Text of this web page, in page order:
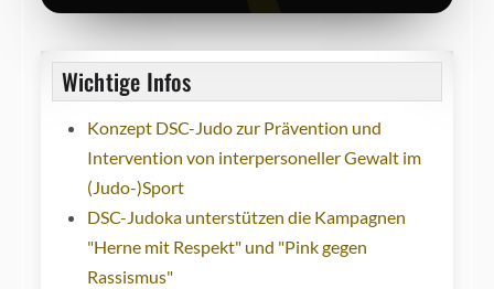
Wichtige Infos
Konzept DSC-Judo zur Prävention und
Intervention von interpersoneller Gewalt im
(Judo-)Sport
DSC-Judoka unterstützen die Kampagnen
"Herne mit Respekt" und "Pink gegen
Rassismus"